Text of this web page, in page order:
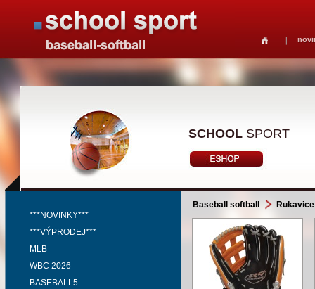
SCHOOL SPORT
***NOVINKY***
***VÝPRODEJ***
MLB
WBC 2026
BASEBALL5
Baseball softball Rukavice